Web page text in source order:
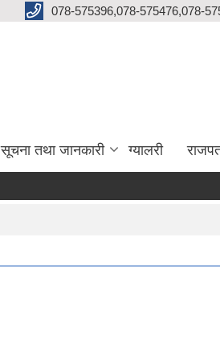
078-575396,078-575476,078-
सूचना तथा जानकारी ग्यालरी